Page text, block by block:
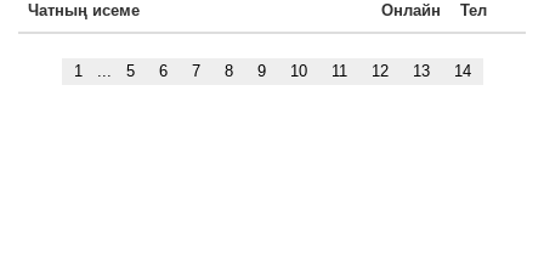
Чатның исеме Онлайн Тел
1 ... 5 6 7 8 9 10 11 12 13 14